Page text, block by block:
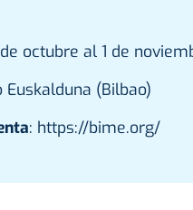
octubre al 1 de
(Bilbao)
: https://bime.org/